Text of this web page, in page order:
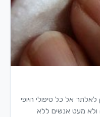
אל כל טיפולי היופי
מעט אנשים ללא